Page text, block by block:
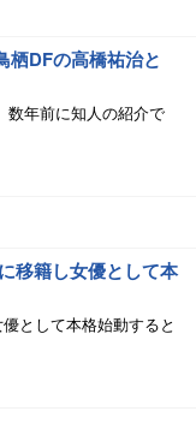
栖DFの高橋祐治と
数年前に知人の紹介で
移籍し女優として本
として本格始動すると